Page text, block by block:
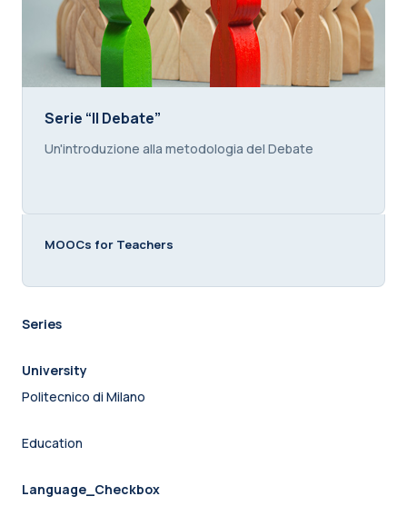
Serie “Il Debate”
Serie “Il Debate”
Course summary text:
Un'introduzione alla metodologia del Debate
MOOCs for Teachers
Series
University
Politecnico di Milano
Education
Language_Checkbox